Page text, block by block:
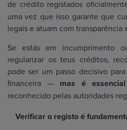
de crédito registados
uma vez que isso garante que
legais e atuam com transparência
Se estás em incumprimento
regularizar os teus créditos,
pode ser um passo decisivo
financeira — mas é
reconhecido pelas autoridades
Verificar o registo é